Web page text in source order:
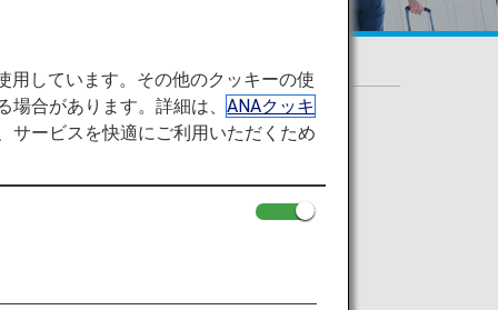
ください。
用しています。その他のクッキーの使
場合があります。詳細は、ANAクッキ
サービスを快適にご利用いただくため